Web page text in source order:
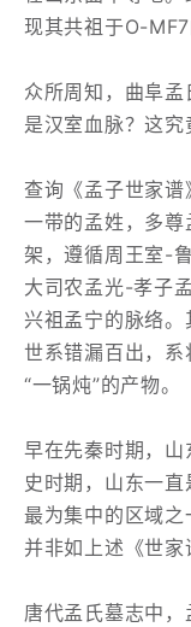
现其共祖于O-
众所周知，曲阜
是汉室血脉？这究
查询《孟子世家
一带的孟姓，多
架，遵循周王室-
大司农孟光-孝子
兴祖孟宁的脉络
世系错漏百出，
“一锅炖”的产物。
早在先秦时期，
史时期，山东一
最为集中的区域之
并非如上述《世家
唐代孟氏墓志中